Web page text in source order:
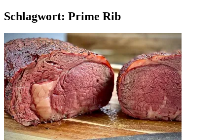
Schlagwort: Prime Rib